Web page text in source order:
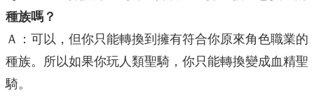
種族嗎？
Ａ：可以，但你只能轉換到擁有符合你原來角色職業的
種族。所以如果你玩人類聖騎，你只能轉換變成血精聖
騎。